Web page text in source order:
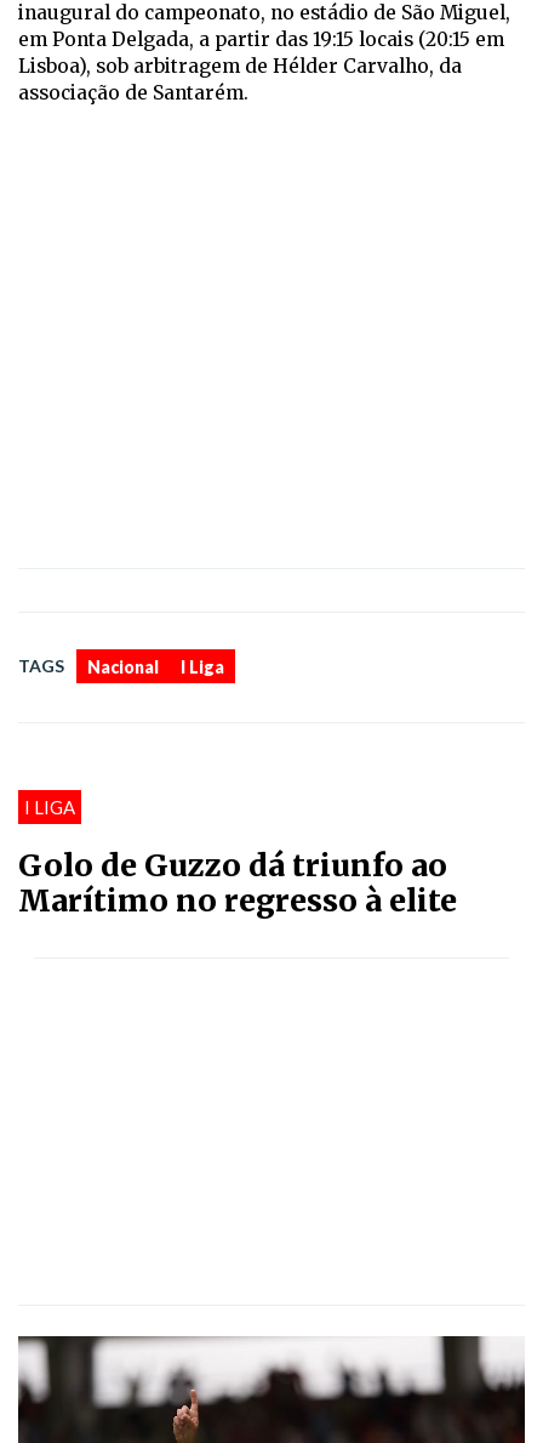
inaugural do campeonato, no estádio de São Miguel,
em Ponta Delgada, a partir das 19:15 locais (20:15 em
Lisboa), sob arbitragem de Hélder Carvalho, da
associação de Santarém.
TAGS Nacional I Liga
I LIGA
Golo de Guzzo dá triunfo ao
Marítimo no regresso à elite